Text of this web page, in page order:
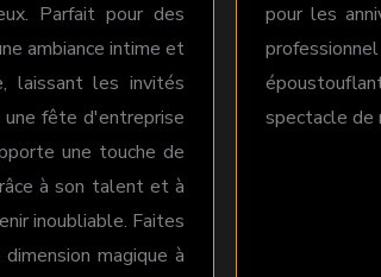
Parfait pour des
ambiance intime et
laissant les invités
une fête d'entreprise
une touche de
à son talent et à
inoubliable. Faites
magique à
pour les
spectacle de